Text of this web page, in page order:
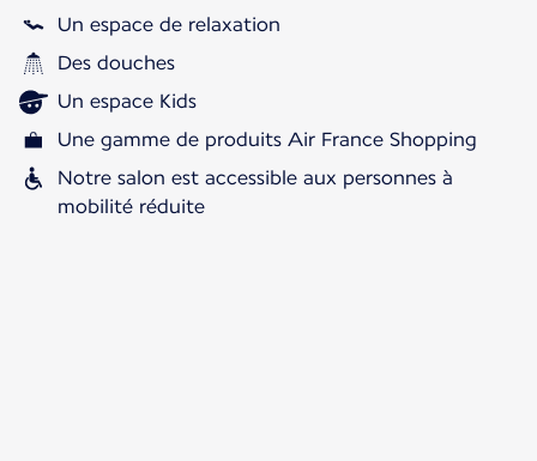
Un espace de relaxation
Des douches
Un espace Kids
Une gamme de produits Air France Shopping
Notre salon est accessible aux personnes à
mobilité réduite